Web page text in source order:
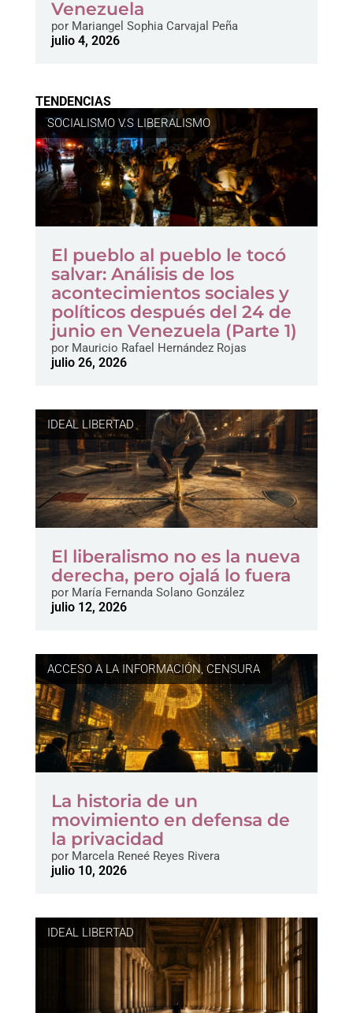
Venezuela
porMariangel Sophia Carvajal Peña
julio 4, 2026
TENDENCIAS
SOCIALISMO V.S LIBERALISMO
El pueblo al pueblo le tocó
salvar: Análisis de los
acontecimientos sociales y
políticos después del 24 de
junio en Venezuela (Parte 1)
porMauricio Rafael Hernández Rojas
julio 26, 2026
IDEAL LIBERTAD
El liberalismo no es la nueva
derecha, pero ojalá lo fuera
porMaría Fernanda Solano González
julio 12, 2026
ACCESO A LA INFORMACIÓN,CENSURA
La historia de un
movimiento en defensa de
la privacidad
porMarcela Reneé Reyes Rivera
julio 10, 2026
IDEAL LIBERTAD